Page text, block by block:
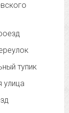
тупик
улица